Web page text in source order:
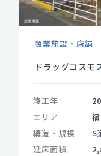
商業施設・店舗
ドラッグコスモ
竣工年
エリア
構造・規模
S
延床面積